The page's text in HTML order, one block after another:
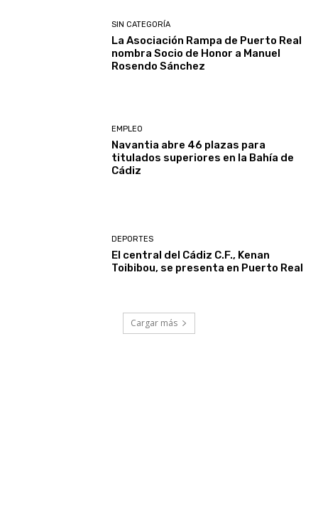
SIN CATEGORÍA
La Asociación Rampa de Puerto Real
nombra Socio de Honor a Manuel
Rosendo Sánchez
EMPLEO
Navantia abre 46 plazas para
titulados superiores en la Bahía de
Cádiz
DEPORTES
El central del Cádiz C.F., Kenan
Toibibou, se presenta en Puerto Real
Cargar más